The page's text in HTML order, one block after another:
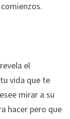
el
vida que te
mirar a su
hacer pero que